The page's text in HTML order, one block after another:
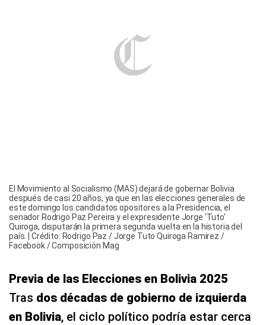
El Movimiento al Socialismo (MAS) dejará de gobernar Bolivia
después de casi 20 años, ya que en las elecciones generales de
este domingo los candidatos opositores a la Presidencia, el
senador Rodrigo Paz Pereira y el expresidente Jorge 'Tuto'
Quiroga, disputarán la primera segunda vuelta en la historia del
país. | Crédito: Rodrigo Paz / Jorge Tuto Quiroga Ramirez /
Facebook / Composición Mag
Previa de las Elecciones en Bolivia 2025
Tras dos décadas de gobierno de izquierda
en Bolivia, el ciclo político podría estar cerca